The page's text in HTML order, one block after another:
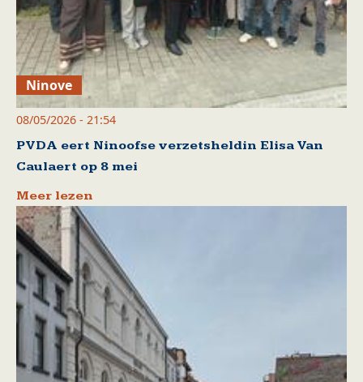
Ninove
08/05/2026 - 21:54
PVDA eert Ninoofse verzetsheldin Elisa Van
Caulaert op 8 mei
Meer lezen